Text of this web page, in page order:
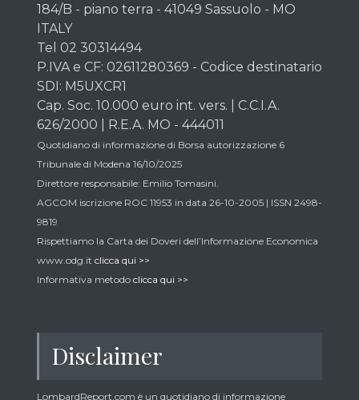
184/B - piano terra - 41049 Sassuolo - MO
ITALY
Tel 02 30314494
P.IVA e CF: 02611280369 - Codice destinatario
SDI: M5UXCR1
Cap. Soc. 10.000 euro int. vers. | C.C.I.A.
626/2000 | R.E.A. MO - 444011
Quotidiano di informazione di Borsa autorizzazione 6
Tribunale di Modena 16/10/2025
Direttore responsabile: Emilio Tomasini.
AGCOM iscrizione ROC 11953 in data 26-10-2005 | ISSN 2498-
9819
Rispettiamo la Carta dei Doveri dell’Informazione Economica
www.odg.it clicca qui >>
Informativa metodo clicca qui >>
Disclaimer
LombardReport.com è un quotidiano di informazione